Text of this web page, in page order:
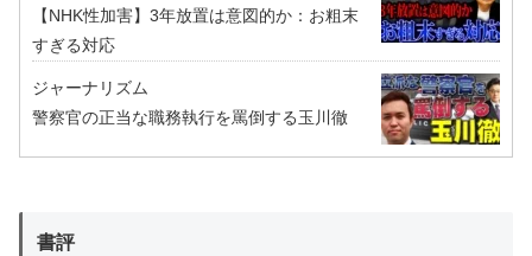
【NHK性加害】3年放置は意図的か：お粗末
すぎる対応
ジャーナリズム
警察官の正当な職務執行を罵倒する玉川徹
書評